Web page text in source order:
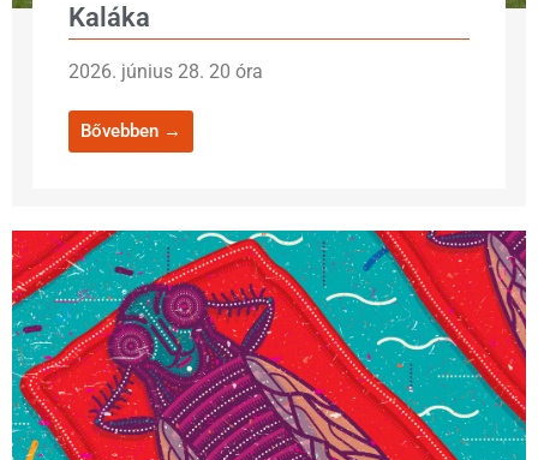
Kaláka
2026. június 28. 20 óra
Bővebben →